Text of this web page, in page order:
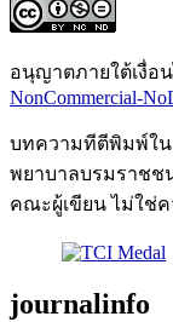
อนุญาตภายใต้เงื่อ
NonCommercial-
บทความทีตีพิมพ์ใน
พยาบาลบรมราชช
คณะผู้เขียน ไม่ใช่
journalinfo